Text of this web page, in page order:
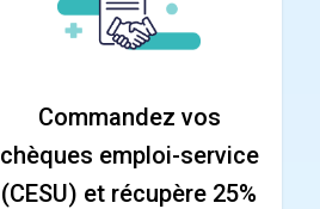
Commandez vos
chèques emploi-service
(CESU) et récupère 25%